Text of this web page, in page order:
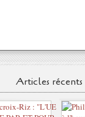
Articles récents